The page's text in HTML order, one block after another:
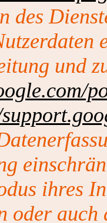
des
und
ihres
oder auch